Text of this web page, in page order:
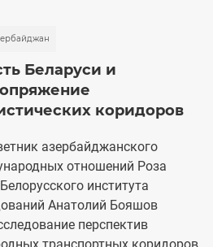
Беларуси и
коридоров
азербайджанского
отношений Роза
института
Анатолий Бояшов
перспектив